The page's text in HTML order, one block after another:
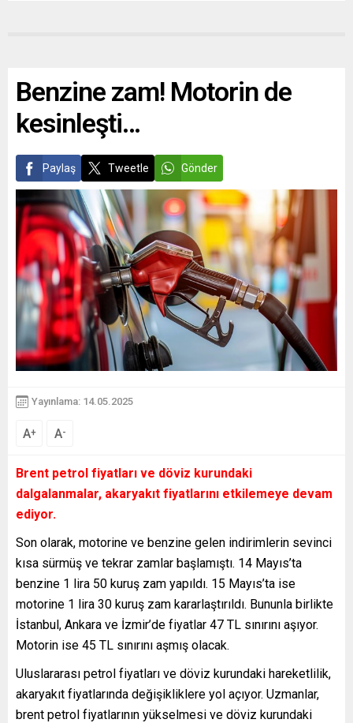
Benzine zam! Motorin de
kesinleşti…
Paylaş Tweetle Gönder
Yayınlama: 14.05.2025
A+ A-
Brent petrol fiyatları ve döviz kurundaki
dalgalanmalar, akaryakıt fiyatlarını etkilemeye devam
ediyor.
Son olarak, motorine ve benzine gelen indirimlerin sevinci
kısa sürmüş ve tekrar zamlar başlamıştı. 14 Mayıs’ta
benzine 1 lira 50 kuruş zam yapıldı. 15 Mayıs’ta ise
motorine 1 lira 30 kuruş zam kararlaştırıldı. Bununla birlikte
İstanbul, Ankara ve İzmir’de fiyatlar 47 TL sınırını aşıyor.
Motorin ise 45 TL sınırını aşmış olacak.
Uluslararası petrol fiyatları ve döviz kurundaki hareketlilik,
akaryakıt fiyatlarında değişikliklere yol açıyor. Uzmanlar,
brent petrol fiyatlarının yükselmesi ve döviz kurundaki